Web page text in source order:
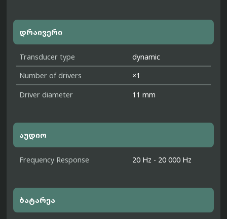
დრაივერი
Transducer type
dynamic
Number of drivers
×1
Driver diameter
11 mm
აუდიო
Frequency Response 20 Hz - 20 000 Hz
ბატარეა